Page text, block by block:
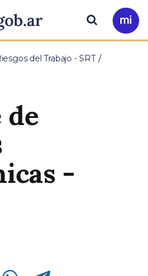
Ir
a
Buscar
del Trabajo - SRT
de
-
Compartir en Whatsapp Compartir en Telegram